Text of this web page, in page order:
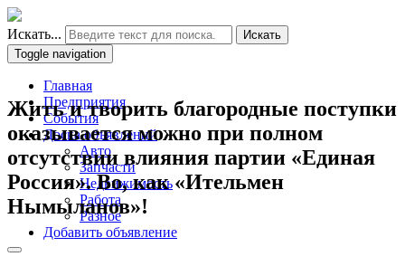
Искать...
Искать
Toggle navigation
Главная
Предприятия
События
Доска объявлений
Авто
Запчасти
Недвижимость
Работа
Разное
Добавить объявление
Жить и творить благородные поступки
оказывается можно при полном
отсутствии влияния партии «Единая
Россия». Во, как «Ительмен
Нымыланов»!